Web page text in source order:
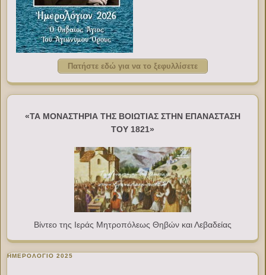
Πατήστε εδώ για να το ξεφυλλίσετε
«ΤΑ ΜΟΝΑΣΤΗΡΙΑ ΤΗΣ ΒΟΙΩΤΙΑΣ ΣΤΗΝ ΕΠΑΝΑΣΤΑΣΗ
ΤΟΥ 1821»
Βίντεο της Ιεράς Μητροπόλεως Θηβών και Λεβαδείας
ΗΜΕΡΟΛΟΓΙΟ 2025